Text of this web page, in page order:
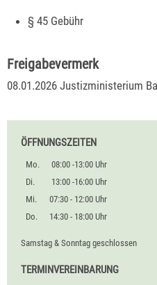
§ 45 Gebühr
Freigabevermerk
08.01.2026 Justizministerium
ÖFFNUNGSZEITEN
Mo.
08:00 -13:00 Uhr
Di.
13:00 -16:00 Uhr
Mi.
07:30 - 12:00 Uhr
Do.
14:30 - 18:00 Uhr
Samstag & Sonntag geschlossen
TERMINVEREINBARUNG